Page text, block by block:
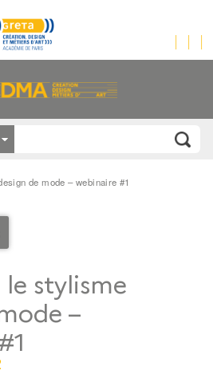
de mode – webinaire #1
le stylisme
–